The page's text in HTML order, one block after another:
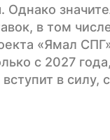
Однако
в том
«Ямал
с 2027
в силу,